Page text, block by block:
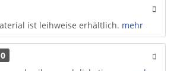
ist leihweise erhältlich. mehr
0